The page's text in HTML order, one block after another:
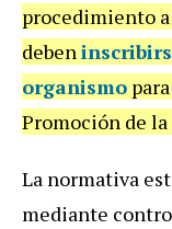
procedimiento
deben
organismo
Promoción de
La normativa
mediante